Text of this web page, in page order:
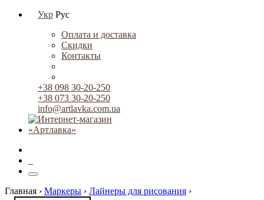
Укр Рус
Оплата и доставка
Скидки
Контакты
+38 098 30-20-250
+38 073 30-20-250
info@artlavka.com.ua
Главная › Маркеры › Лайнеры для рисования ›